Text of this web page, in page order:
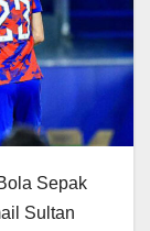
Sepak
Sultan